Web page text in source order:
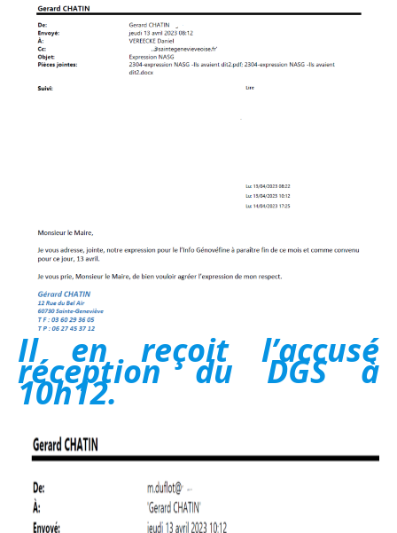
Il en reçoit l’accusé
réception du DGS à
10h12.